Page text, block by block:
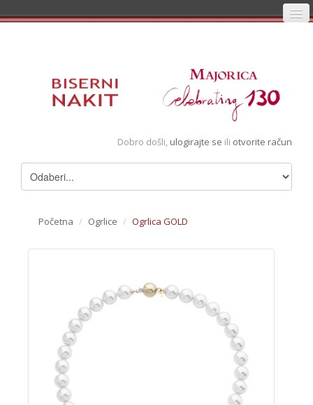
Registracija
Pregledani artikli
Dobro došli, ulogirajte se ili otvorite račun
Početna / Ogrlice / Ogrlica GOLD